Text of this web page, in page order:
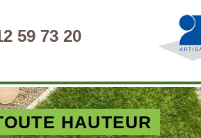
59 73 20
HAUTEUR